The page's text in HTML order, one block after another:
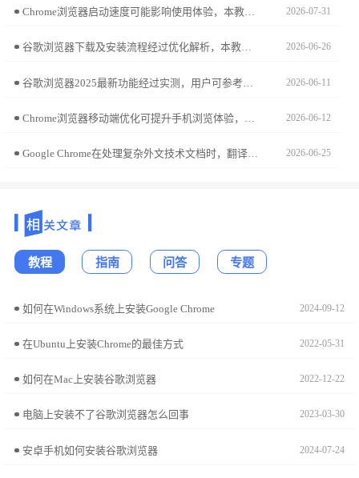
Chrome浏览器启动速度可能影响使用体验，本教程分享测试与优化操作实践，包括原因分析、设置调整及操作技巧，帮助用户恢复快速启动体验。 2026-07-31
谷歌浏览器下载及安装流程经过优化解析，本教程分享实用方法，帮助用户快速完成安装，提高浏览器使用效率。 2026-06-26
谷歌浏览器2025最新功能经过实测，用户可参考更新体验，评估新功能带来的效率提升和实用性，从而决定是否升级。 2026-06-11
2026-06-12
Google Chrome在处理复杂外文技术文档时，翻译表现出极高的语境适配能力。本实测报告聚焦于翻译准确度与专业词汇归纳，助您深度评估其作为跨语境辅助工具的真实效能。 2026-06-25
教程 指南 问答 专题
如何在Windows系统上安装Google Chrome 2024-09-12
在Ubuntu上安装Chrome的最佳方式 2022-05-31
如何在Mac上安装谷歌浏览器 2022-12-22
电脑上安装不了谷歌浏览器怎么回事 2023-03-30
安卓手机如何安装谷歌浏览器 2024-07-24